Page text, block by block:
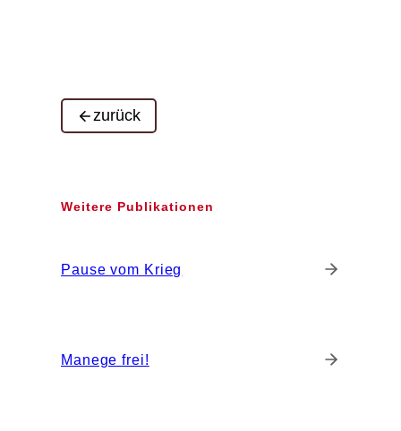
zurück
Weitere Publikationen
Pause vom Krieg
Manege frei!